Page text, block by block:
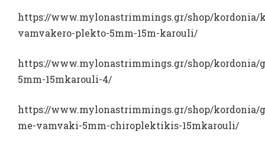
https://www.mylonastrimmings.gr/shop/kordonia/
vamvakero-plekto-5mm-15m-karouli/
https://www.mylonastrimmings.gr/shop/kordonia/
5mm-15mkarouli-4/
https://www.mylonastrimmings.gr/shop/kordonia/
me-vamvaki-5mm-chiroplektikis-15mkarouli/